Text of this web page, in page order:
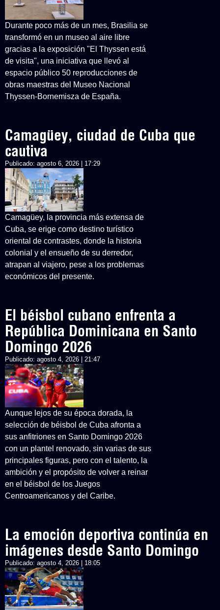
Durante poco más de un mes, Brasilia se
transformó en un museo al aire libre
gracias a la exposición "El Thyssen está
de visita", una iniciativa que llevó al
espacio público 50 reproducciones de
obras maestras del Museo Nacional
Thyssen-Bornemisza de España.
Camagüey, ciudad de Cuba que
cautiva
Publicado: agosto 6, 2026 | 17:29
Camagüey, la provincia más extensa de
Cuba, se erige como destino turístico
oriental de contrastes, donde la historia
colonial y el ensueño de su derredor,
atrapan al viajero, pese a los problemas
económicos del presente.
El béisbol cubano enfrenta a
República Dominicana en Santo
Domingo 2026
Publicado: agosto 4, 2026 | 21:47
Aunque lejos de su época dorada, la
selección de béisbol de Cuba afronta a
sus anfitriones en Santo Domingo 2026
con un plantel renovado, sin varias de sus
principales figuras, pero con el talento, la
ambición y el propósito de volver a reinar
en el béisbol de los Juegos
Centroamericanos y del Caribe.
La emoción deportiva continúa en
imágenes desde Santo Domingo
Publicado: agosto 4, 2026 | 18:05